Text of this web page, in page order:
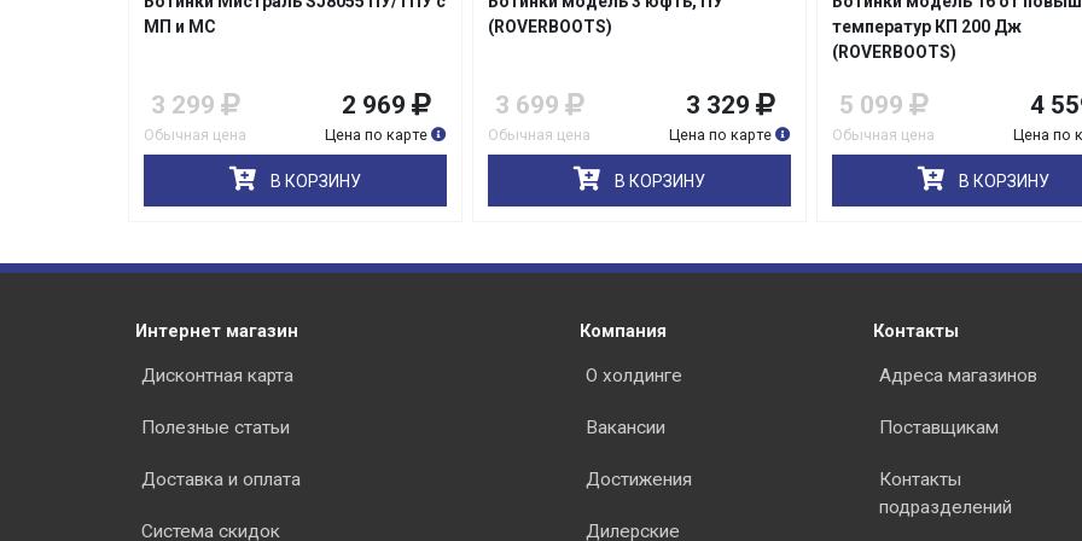
МП и МС
3 299
Обычная цена
2 969
Цена по карте
В КОРЗИНУ
(ROVERBOOTS)
3 699
Обычная цена
3 329
Цена по карте
В КОРЗИНУ
температур КП 200 Дж
(ROVERBOOTS)
5 099
Обычная цена
4
Цена по
В КОРЗИНУ
Интернет магазин
Дисконтная карта
Полезные статьи
Доставка и оплата
Система скидок
Компания
О холдинге
Вакансии
Достижения
Дилерские
Контакты
Адреса магазинов
Поставщикам
Контакты
подразделений